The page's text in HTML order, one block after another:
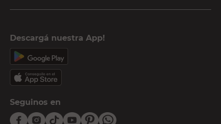
Descargá nuestra App!
Seguinos en